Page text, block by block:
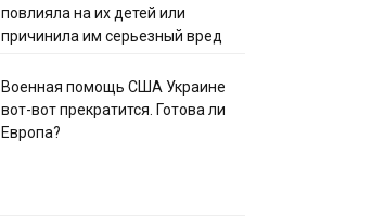
повлияла на их детей или
причинила им серьезный вред
Военная помощь США Украине
вот-вот прекратится. Готова ли
Европа?